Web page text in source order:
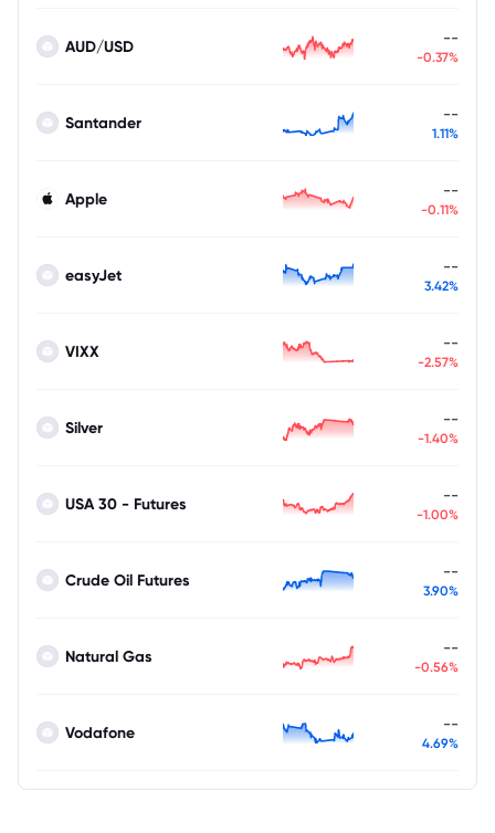
AUD/USD --
-0.37%
Santander --
1.11%
Apple --
-0.11%
easyJet --
3.42%
VIXX --
-2.57%
Silver --
-1.40%
USA 30 - Futures --
-1.00%
Crude Oil Futures --
3.90%
Natural Gas --
-0.56%
Vodafone --
4.69%